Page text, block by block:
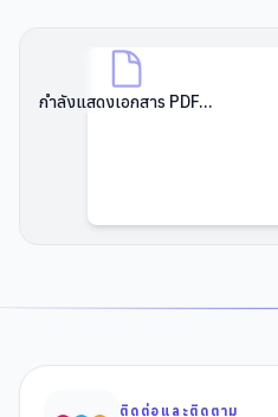
กำลังแสดงเอกสาร PDF...
ติดต่อและติดตาม